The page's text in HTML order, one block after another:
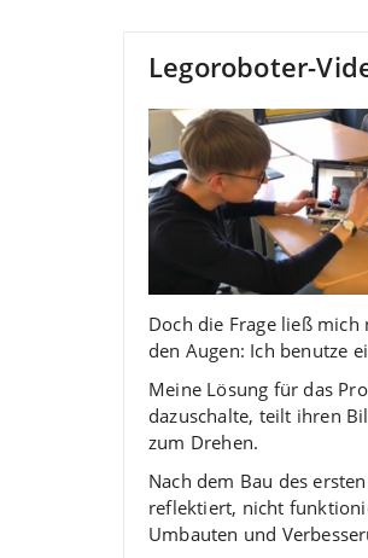
Legoroboter-
Doch die Frage ließ
den Augen: Ich benutze
Meine Lösung für das
dazuschalte, teilt ihren
zum Drehen.
Nach dem Bau des
reflektiert, nicht
Umbauten und